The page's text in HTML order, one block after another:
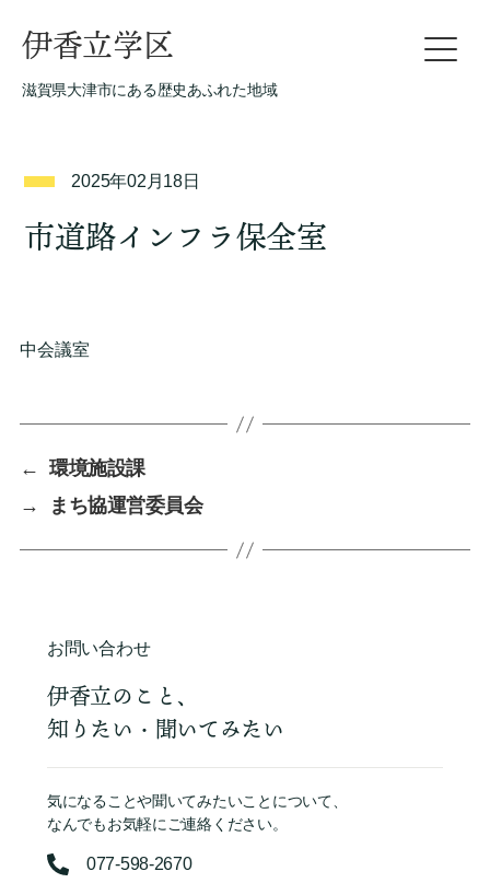
伊香立学区
滋賀県大津市にある歴史あふれた地域
2025年02月18日
市道路インフラ保全室
中会議室
←
環境施設課
→
まち協運営委員会
お問い合わせ
伊香立のこと、
知りたい・聞いてみたい
気になることや聞いてみたいことについて、
なんでもお気軽にご連絡ください。
077-598-2670